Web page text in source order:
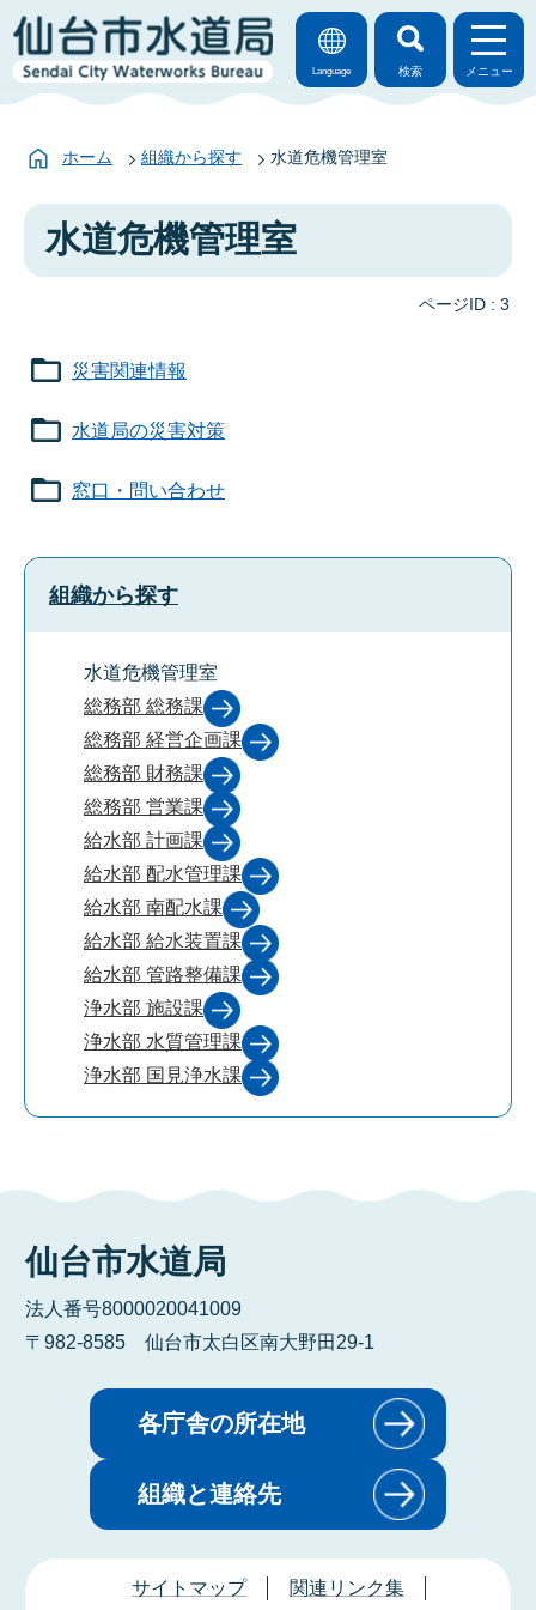
Language 検索 メニュー
ホーム 組織から探す 水道危機管理室
水道危機管理室
ページID : 3
災害関連情報
水道局の災害対策
窓口・問い合わせ
組織から探す
水道危機管理室
総務部 総務課
総務部 経営企画課
総務部 財務課
総務部 営業課
給水部 計画課
給水部 配水管理課
給水部 南配水課
給水部 給水装置課
給水部 管路整備課
浄水部 施設課
浄水部 水質管理課
浄水部 国見浄水課
仙台市水道局
法人番号8000020041009
〒982-8585 仙台市太白区南大野田29-1
各庁舎の所在地
組織と連絡先
サイトマップ 関連リンク集